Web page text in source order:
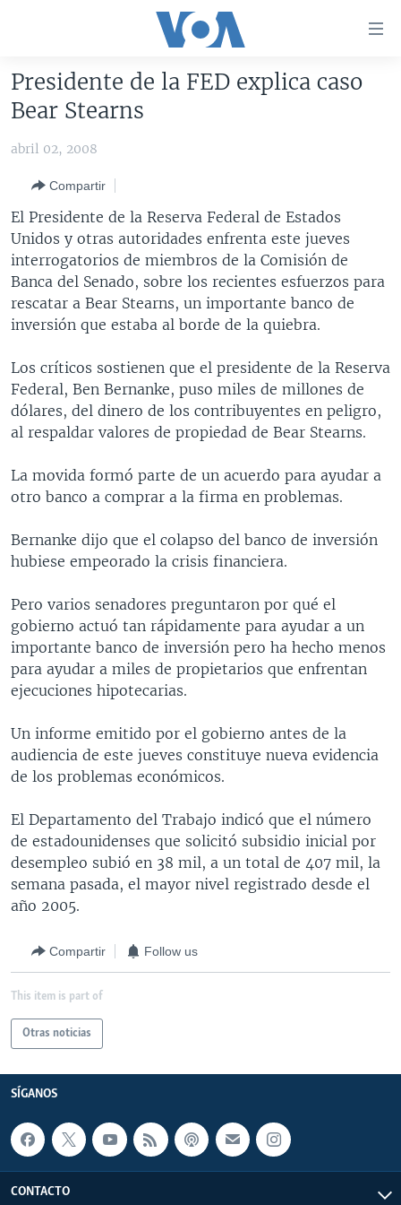
accesibilidad
contenido
principal
Salte
navegador
principal
Salte
búsqueda
AMÉRICA DEL NORTE
MÉXICO
HAITÍ
ELECCIONES EEUU
VOTO DIVIDIDO
VOA VERIFICA
VOA VERIFICA UCRANIA/RUSIA
VOA VERIFICA INMIGRACIÓN
VOA VERIFICA AMÉRICA LATINA
AMÉRICA LATINA
ARGENTINA
BOLIVIA
COLOMBIA
CHILE
ECUADOR
VENEZUELA
CHINA EN AMÉRICA LATINA
CENTROAMÉRICA
COSTA RICA
EL SALVADOR
HONDURAS
NICARAGUA
OTRAS SECCIONES
INMIGRACIÓN
MUNDO
ECONOMÍA
TECNOLOGÍA
CIENCIA Y SALUD
ESPECIALES DE LA VOA
UCRANIA
MULTIMEDIA
FOTOGRAFÍA
EL MUNDO AL DÍA
VISIÓN 360
PANORAMA
RADIO
AUDIONOTICIAS
ESTADOS UNIDOS AL DÍA
EL MUNDO AL DÍA [RADIO]
FORO [RADIO]
NOTA ECONÓMICA
ENTRETENIMIENTO
DOCUMENTALES DE LA VOA
SÍGANOS
Idiomas
Presidente de la FED explica caso
Bear Stearns
abril 02, 2008
Compartir
El Presidente de la Reserva Federal de Estados
Unidos y otras autoridades enfrenta este jueves
interrogatorios de miembros de la Comisión de
Banca del Senado, sobre los recientes esfuerzos para
rescatar a Bear Stearns, un importante banco de
inversión que estaba al borde de la quiebra.
Los críticos sostienen que el presidente de la Reserva
Federal, Ben Bernanke, puso miles de millones de
dólares, del dinero de los contribuyentes en peligro,
al respaldar valores de propiedad de Bear Stearns.
La movida formó parte de un acuerdo para ayudar a
otro banco a comprar a la firma en problemas.
Bernanke dijo que el colapso del banco de inversión
hubiese empeorado la crisis financiera.
Pero varios senadores preguntaron por qué el
gobierno actuó tan rápidamente para ayudar a un
importante banco de inversión pero ha hecho menos
para ayudar a miles de propietarios que enfrentan
ejecuciones hipotecarias.
Un informe emitido por el gobierno antes de la
audiencia de este jueves constituye nueva evidencia
de los problemas económicos.
El Departamento del Trabajo indicó que el número
de estadounidenses que solicitó subsidio inicial por
desempleo subió en 38 mil, a un total de 407 mil, la
semana pasada, el mayor nivel registrado desde el
año 2005.
Compartir Follow us
This item is part of
Otras noticias
SÍGANOS
CONTACTO